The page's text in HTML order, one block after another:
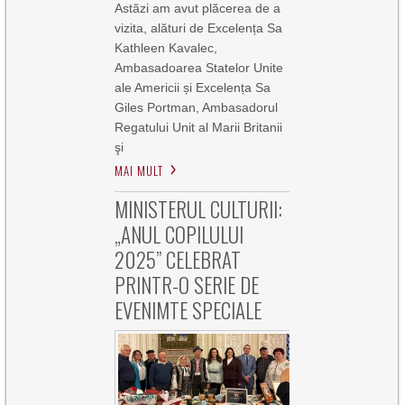
Astăzi am avut plăcerea de a
vizita, alături de Excelența Sa
Kathleen Kavalec,
Ambasadoarea Statelor Unite
ale Americii și Excelența Sa
Giles Portman, Ambasadorul
Regatului Unit al Marii Britanii
şi
MAI MULT
MINISTERUL CULTURII:
„ANUL COPILULUI
2025” CELEBRAT
PRINTR-O SERIE DE
EVENIMTE SPECIALE